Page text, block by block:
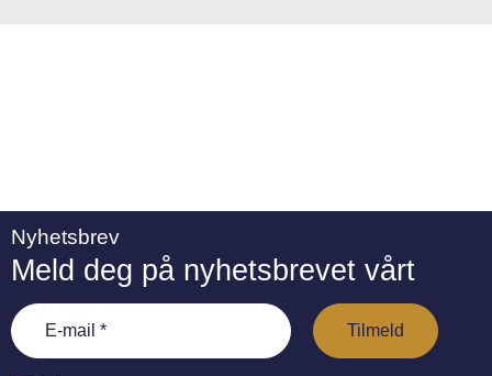
Nyhetsbrev
Meld deg på nyhetsbrevet vårt